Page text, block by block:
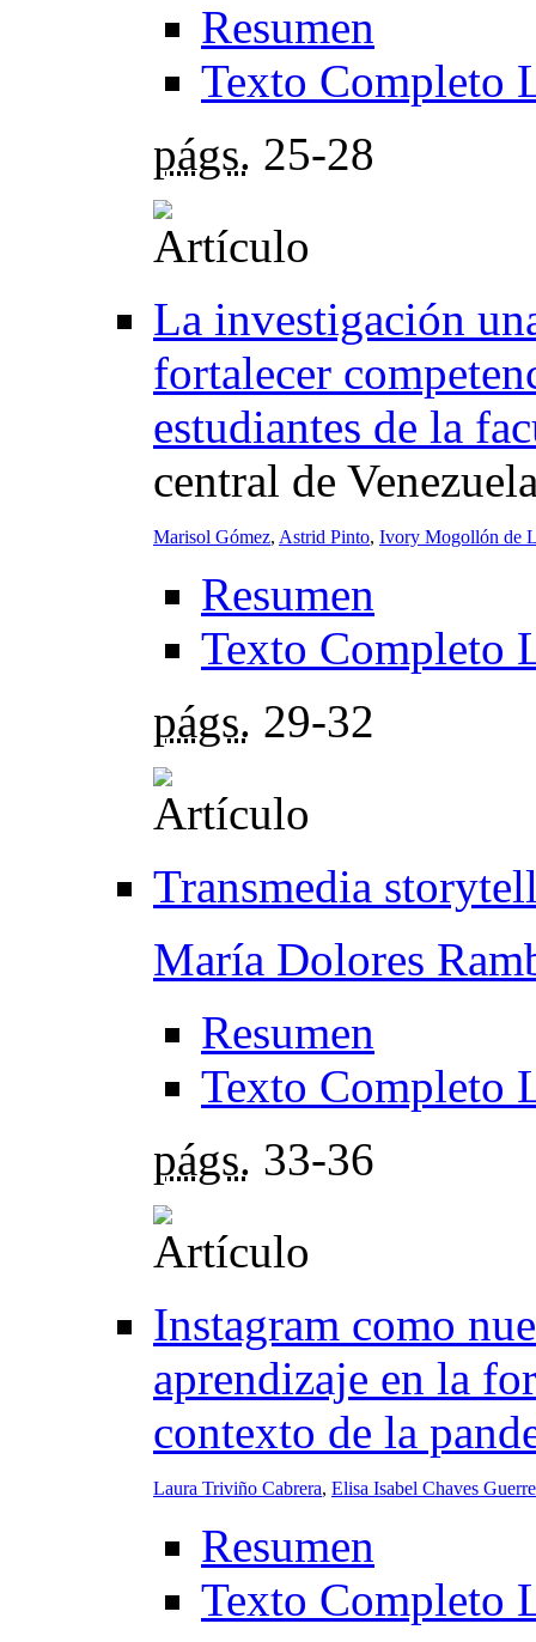
Resumen
Texto Completo
págs. 25-28
La investigación
fortalecer
estudiantes de la
central de
Marisol Gómez, Astrid Pinto, Ivory Mogollón de
Resumen
Texto Completo
págs. 29-32
Transmedia
María Dolores
Resumen
Texto Completo
págs. 33-36
Instagram como
aprendizaje en la
contexto de la
Laura Triviño Cabrera, Elisa Isabel Chaves
Resumen
Texto Completo